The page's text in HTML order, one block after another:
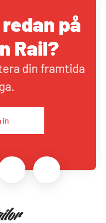
på
Rail?
din framtida
in